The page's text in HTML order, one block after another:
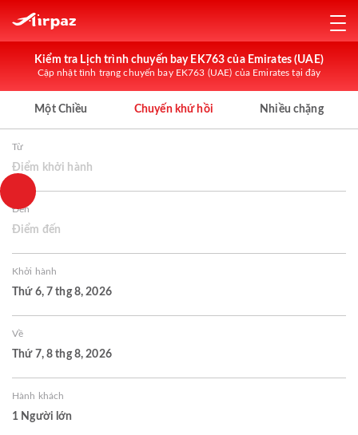
Kiểm tra Lịch trình chuyến bay EK763 của Emirates (UAE)
Cập nhật tình trạng chuyến bay EK763 (UAE) của Emirates tại đây
Một Chiều Chuyến khứ hồi Nhiều chặng
Từ
Điểm khởi hành
Đến
Điểm đến
Khởi hành
Thứ 6, 7 thg 8, 2026
Về
Thứ 7, 8 thg 8, 2026
Hành khách
1 Người lớn